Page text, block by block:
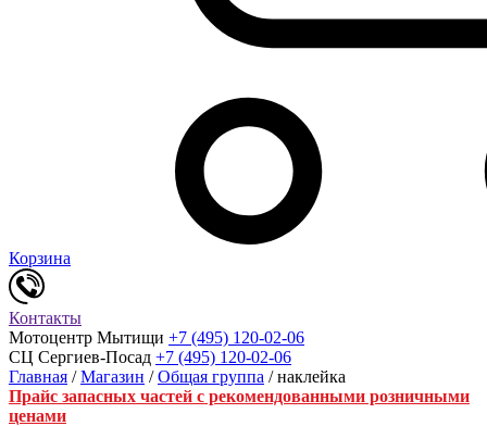
Корзина
Контакты
Мотоцентр Мытищи +7 (495) 120-02-06
СЦ Сергиев-Посад +7 (495) 120-02-06
Главная /Магазин /Общая группа / наклейка
Прайс запасных частей с рекомендованными розничными
ценами